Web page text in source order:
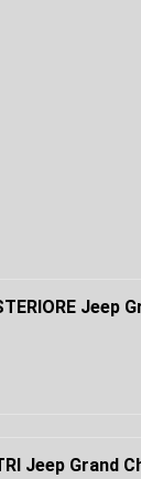
Jeep
Jeep Grand